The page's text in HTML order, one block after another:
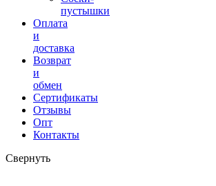
пустышки
Оплата
и
доставка
Возврат
и
обмен
Сертификаты
Отзывы
Опт
Контакты
Свернуть